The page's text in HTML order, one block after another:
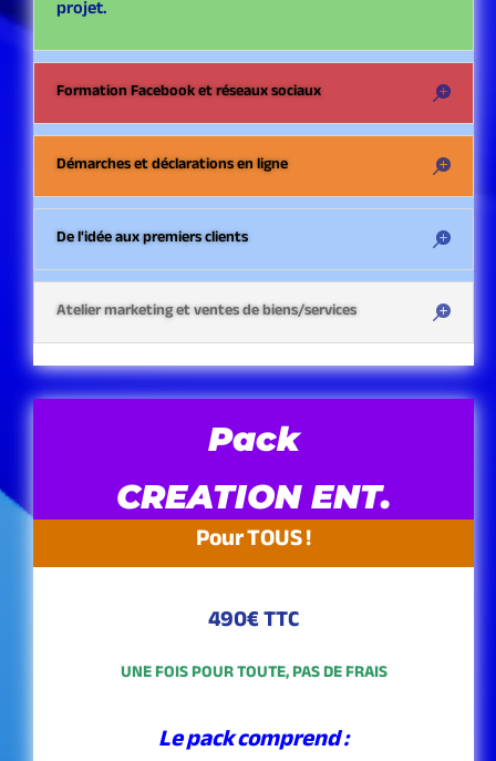
projet.
Formation Facebook et réseaux sociaux
Démarches et déclarations en ligne
De l'idée aux premiers clients
Atelier marketing et ventes de biens/services
Pack
CREATION ENT.
Pour TOUS !
490€ TTC
UNE FOIS POUR TOUTE, PAS DE FRAIS
Le pack comprend :